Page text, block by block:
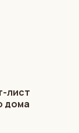
лист
дома